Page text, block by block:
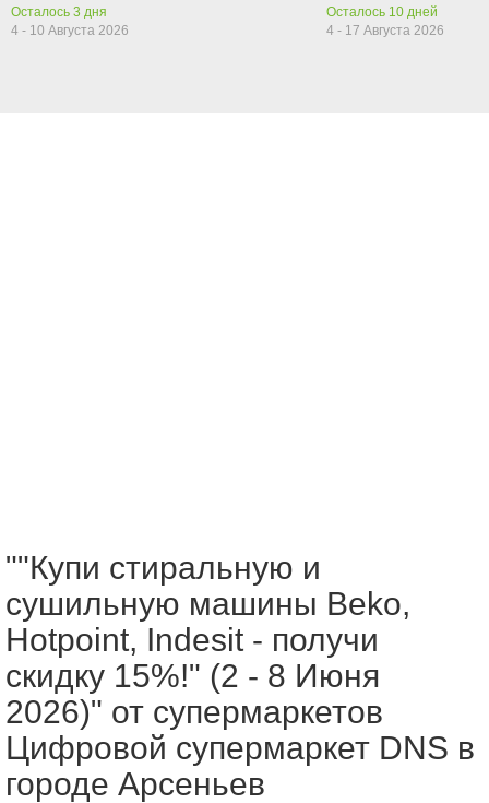
Осталось 3 дня
4 - 10 Августа 2026
Осталось 10 дней
4 - 17 Августа 2026
""Купи стиральную и
сушильную машины Beko,
Hotpoint, Indesit - получи
скидку 15%!" (2 - 8 Июня
2026)" от супермаркетов
Цифровой супермаркет DNS в
городе Арсеньев